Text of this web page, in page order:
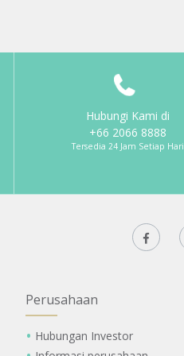
Hubungi Kami di
+66 2066 8888
Tersedia 24 Jam Setiap Hari
Perusahaan
Hubungan Investor